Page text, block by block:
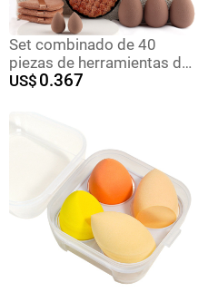
Set combinado de 40
piezas de herramientas de
belleza, kit completo para
XY/Temu
US$ 0.367